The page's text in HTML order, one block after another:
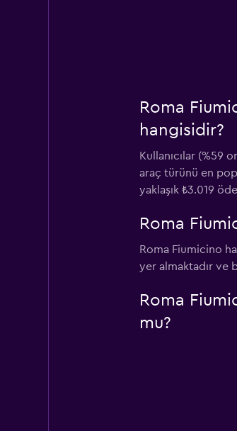
Roma
hangisidir?
Kullanıcılar (%59
araç türünü en
yaklaşık ₺3.019
Roma
Roma Fiumicino
yer almaktadır ve
Roma
mu?